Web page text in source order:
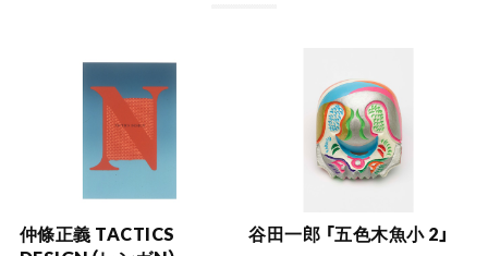
仲條正義 TACTICS
谷田一郎 「五色木魚小 2」